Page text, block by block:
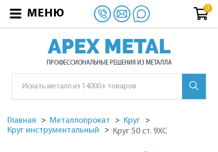
APEX METAL
ПРОФЕССИОНАЛЬНЫЕ РЕШЕНИЯ ИЗ МЕТАЛЛА
Главная Металлопрокат
Круг
Круг инструментальный
Круг 50 ст. 9ХС
МЕНЮ